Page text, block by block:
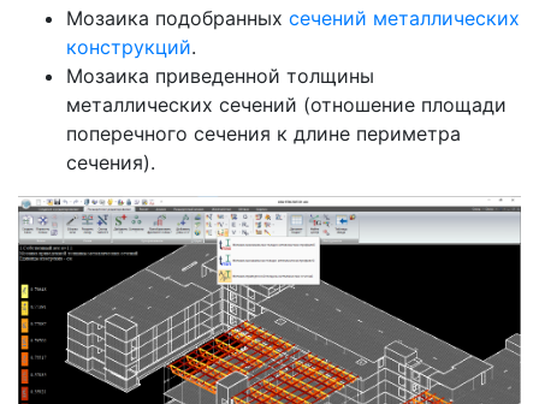
Мозаика подобранных сечений металлических
конструкций.
Мозаика приведенной толщины
металлических сечений (отношение площади
поперечного сечения к длине периметра
сечения).